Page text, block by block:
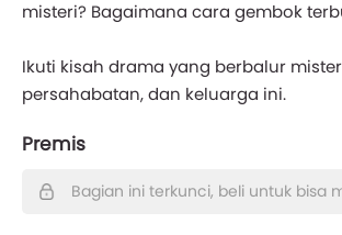
misteri? Bagaimana cara gembok
Ikuti kisah drama yang berbalur
persahabatan, dan keluarga ini.
Premis
Bagian ini terkunci, beli untuk bisa